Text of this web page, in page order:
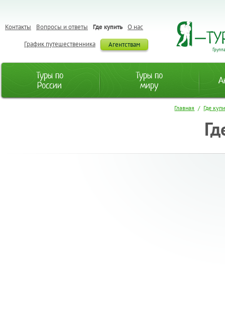
О нас
Где купить
Вопросы и ответы
Контакты
Агентствам
График путешественника
Туры по
России
Туры по
миру
Главная / Где